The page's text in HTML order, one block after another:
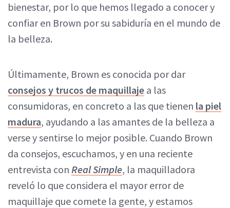
bienestar, por lo que hemos llegado a conocer y
confiar en Brown por su sabiduría en el mundo de
la belleza.
Últimamente, Brown es conocida por dar
consejos y trucos de maquillaje a las
consumidoras, en concreto a las que tienen la piel
madura, ayudando a las amantes de la belleza a
verse y sentirse lo mejor posible. Cuando Brown
da consejos, escuchamos, y en una reciente
entrevista con Real Simple, la maquilladora
reveló lo que considera el mayor error de
maquillaje que comete la gente, y estamos